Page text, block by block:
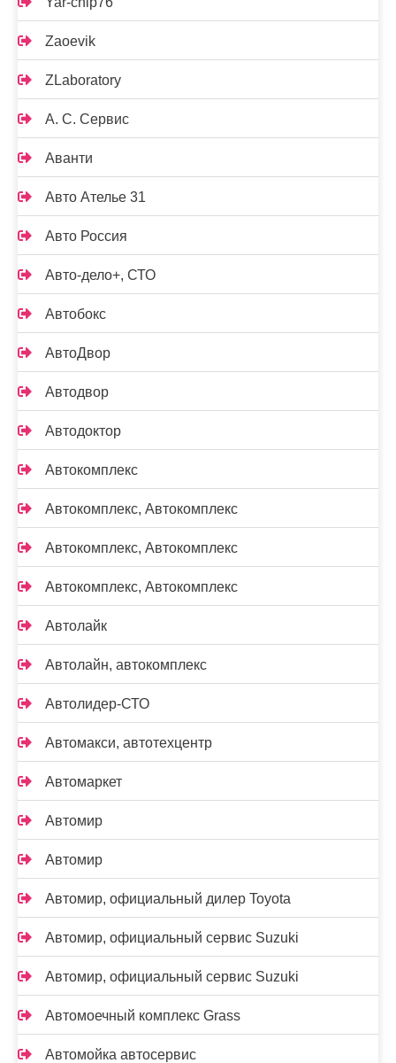
Zaoevik
ZLaboratory
А. С. Сервис
Аванти
Авто Ателье 31
Авто Россия
Авто-дело+, СТО
Автобокс
АвтоДвор
Автодвор
Автодоктор
Автокомплекс
Автокомплекс, Автокомплекс
Автокомплекс, Автокомплекс
Автокомплекс, Автокомплекс
Автолайк
Автолайн, автокомплекс
Автолидер-СТО
Автомакси, автотехцентр
Автомаркет
Автомир
Автомир
Автомир, официальный дилер Toyota
Автомир, официальный сервис Suzuki
Автомир, официальный сервис Suzuki
Автомоечный комплекс Grass
Автомойка автосервис